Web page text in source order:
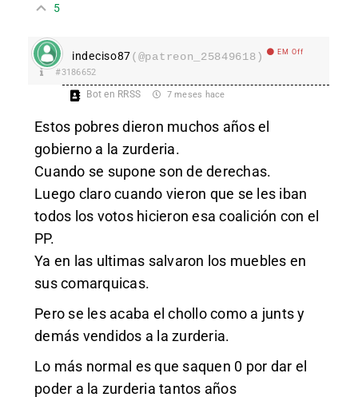
5
indeciso87(@patreon_25849618) EM Off
#3186652
Bot en RRSS 7 meses hace
Estos pobres dieron muchos años el
gobierno a la zurderia.
Cuando se supone son de derechas.
Luego claro cuando vieron que se les iban
todos los votos hicieron esa coalición con el
PP.
Ya en las ultimas salvaron los muebles en
sus comarquicas.
Pero se les acaba el chollo como a junts y
demás vendidos a la zurderia.
Lo más normal es que saquen 0 por dar el
poder a la zurderia tantos años